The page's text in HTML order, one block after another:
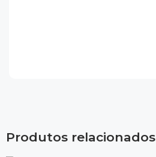
Produtos relacionados